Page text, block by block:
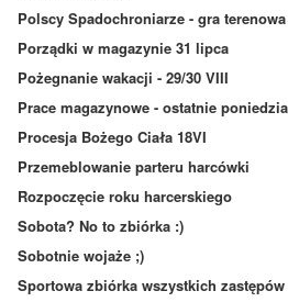
Polscy Spadochroniarze - gra terenowa
Porządki w magazynie 31 lipca
Pożegnanie wakacji - 29/30 VIII
Prace magazynowe - ostatnie
Procesja Bożego Ciała 18VI
Przemeblowanie parteru harcówki
Rozpoczęcie roku harcerskiego
Sobota? No to zbiórka :)
Sobotnie wojaże ;)
Sportowa zbiórka wszystkich zastępów